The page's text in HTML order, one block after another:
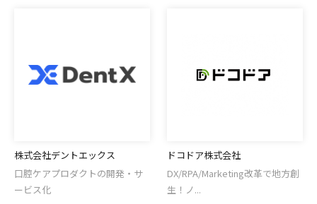
株式会社デントエックス
口腔ケアプロダクトの開発・サ
ービス化
ドコドア株式会社
DX/RPA/Marketing改革で地方創
生！ノ...